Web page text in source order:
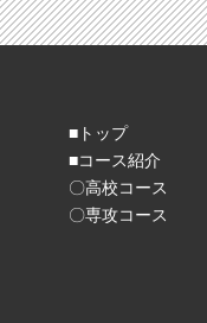
■トップ
■コース紹介
〇高校コース
〇専攻コース